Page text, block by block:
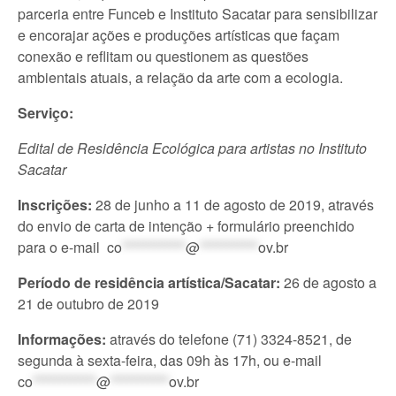
parceria entre Funceb e Instituto Sacatar para sensibilizar
e encorajar ações e produções artísticas que façam
conexão e reflitam ou questionem as questões
ambientais atuais, a relação da arte com a ecologia.
Serviço:
Edital de Residência Ecológica para artistas no Instituto
Sacatar
Inscrições: 28 de junho a 11 de agosto de 2019, através
do envio de carta de intenção + formulário preenchido
para o e-mail co @
ov.br
Período de residência artística/Sacatar: 26 de agosto a
21 de outubro de2019
Informações: através do telefone (71) 3324-8521, de
segunda à sexta-feira, das 09h às 17h, ou e-mail
co
@
ov.br